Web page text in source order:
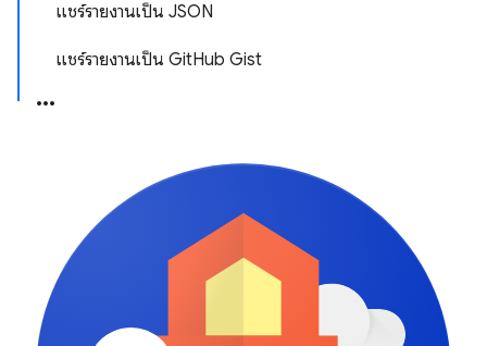
แชร์รายงานเป็น JSON
แชร์รายงานเป็น GitHub Gist